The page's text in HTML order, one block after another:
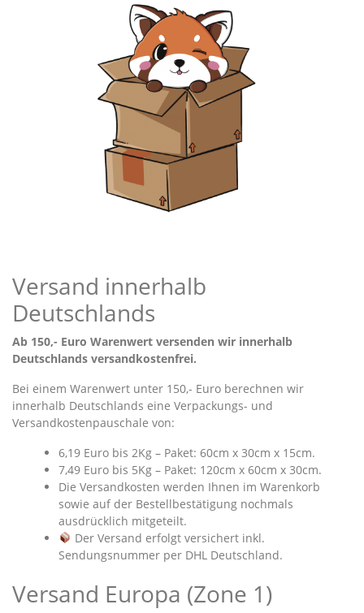
Versand innerhalb
Deutschlands
Ab 150,- Euro Warenwert versenden wir innerhalb
Deutschlands versandkostenfrei.
Bei einem Warenwert unter 150,- Euro berechnen wir
innerhalb Deutschlands eine Verpackungs- und
Versandkostenpauschale von:
6,19 Euro bis 2Kg – Paket: 60cm x 30cm x 15cm.
7,49 Euro bis 5Kg – Paket: 120cm x 60cm x 30cm.
Die Versandkosten werden Ihnen im Warenkorb
sowie auf der Bestellbestätigung nochmals
ausdrücklich mitgeteilt.
Der Versand erfolgt versichert inkl.
Sendungsnummer per DHL Deutschland.
Versand Europa (Zone 1)